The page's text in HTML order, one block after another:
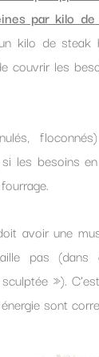
par kilo de
kilo de
couvrir les
les besoins
avoir une
pas
»).
sont